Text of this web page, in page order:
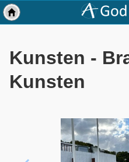
Kunsten -
Kunsten